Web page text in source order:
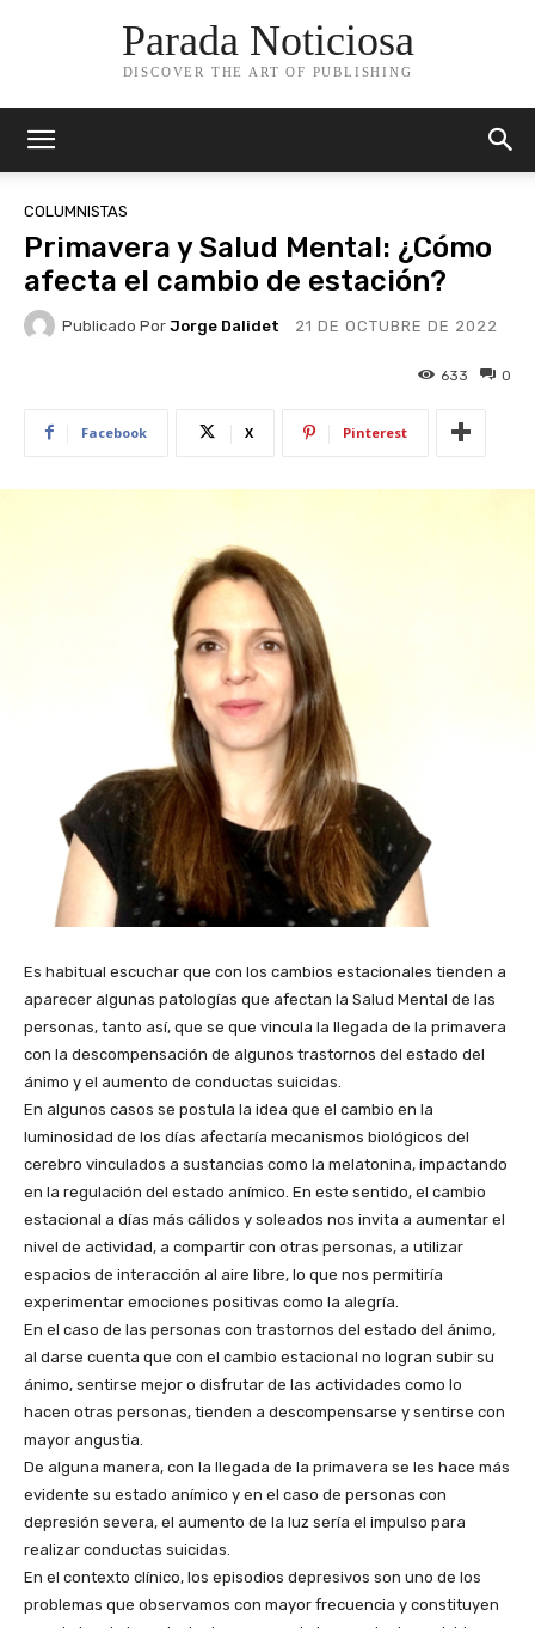
Parada Noticiosa
DISCOVER THE ART OF PUBLISHING
COLUMNISTAS
Primavera y Salud Mental: ¿Cómo
afecta el cambio de estación?
Publicado Por Jorge Dalidet 21 DE OCTUBRE DE 2022
0
633
Facebook X Pinterest
Es habitual escuchar que con los cambios estacionales tienden a
aparecer algunas patologías que afectan la Salud Mental de las
personas, tanto así, que se que vincula la llegada de la primavera
con la descompensación de algunos trastornos del estado del
ánimo y el aumento de conductas suicidas.
En algunos casos se postula la idea que el cambio en la
luminosidad de los días afectaría mecanismos biológicos del
cerebro vinculados a sustancias como la melatonina, impactando
en la regulación del estado anímico. En este sentido, el cambio
estacional a días más cálidos y soleados nos invita a aumentar el
nivel de actividad, a compartir con otras personas, a utilizar
espacios de interacción al aire libre, lo que nos permitiría
experimentar emociones positivas como la alegría.
En el caso de las personas con trastornos del estado del ánimo,
al darse cuenta que con el cambio estacional no logran subir su
ánimo, sentirse mejor o disfrutar de las actividades como lo
hacen otras personas, tienden a descompensarse y sentirse con
mayor angustia.
De alguna manera, con la llegada de la primavera se les hace más
evidente su estado anímico y en el caso de personas con
depresión severa, el aumento de la luz sería el impulso para
realizar conductas suicidas.
En el contexto clínico, los episodios depresivos son uno de los
problemas que observamos con mayor frecuencia y constituyen